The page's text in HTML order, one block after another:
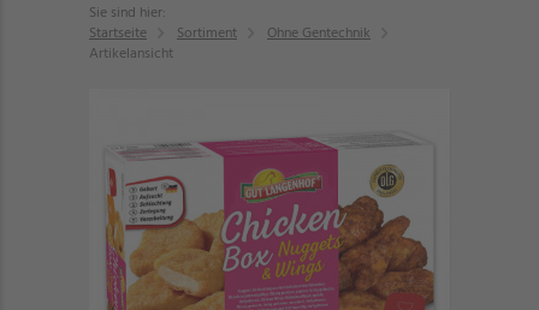
Sie sind hier:
Startseite
Sortiment
Ohne Gentechnik
Artikelansicht